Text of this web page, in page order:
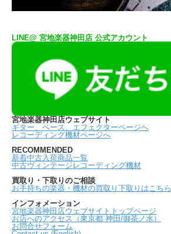
LINE@ 宮地楽器神田店 公式アカウント
宮地楽器神田店ウェブサイト
ギター、ベース、エフェクターページへ
レコーディング機材ページへ
RECOMMENDED
新着中古入荷商品一覧
中古ヴィンテージレコーディング機材
買取り・下取りのご相談
お手持ちの楽器・機材の買取り下取りはこちら
インフォメーション
宮地楽器神田店ウェブサイトトップページ
お店へのアクセス（東京都 神田/御茶ノ水）
お問合せフォーム